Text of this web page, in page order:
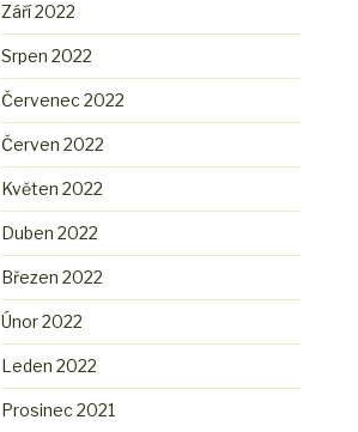
Září 2022
Srpen 2022
Červenec 2022
Červen 2022
Květen 2022
Duben 2022
Březen 2022
Únor 2022
Leden 2022
Prosinec 2021